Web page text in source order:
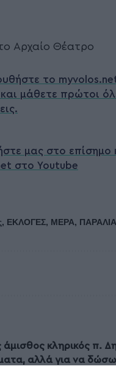
Αρχαίο Θέατρο
το
μάθετε πρώτοι
μας στο επίσημο
στο Youtube
, ΕΚΛΟΓΕΣ, ΜΕΡΑ, ΠΑΡΑΛΙΑ
άμισθος κληρικός π.
αλλά για να δώσω